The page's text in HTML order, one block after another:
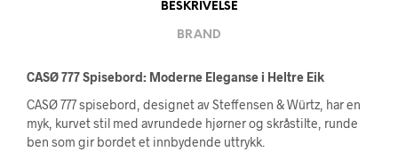
BESKRIVELSE
BRAND
CASØ 777 Spisebord: Moderne Eleganse i Heltre Eik
CASØ 777 spisebord, designet av Steffensen & Würtz, har en
myk, kurvet stil med avrundede hjørner og skråstilte, runde
ben som gir bordet et innbydende uttrykk.